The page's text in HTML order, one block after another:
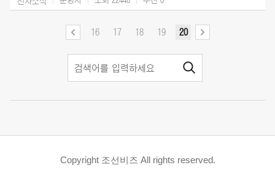
16 17 18 19 20
Copyright 조선비즈 All rights reserved.